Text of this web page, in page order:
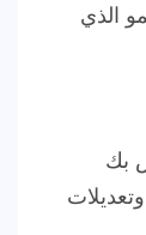
الذي
بك